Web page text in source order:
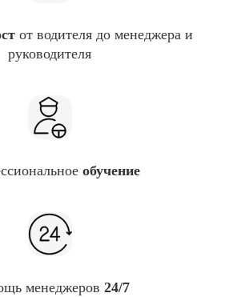
от водителя до менеджера и
руководителя
обучение
менеджеров 24/7